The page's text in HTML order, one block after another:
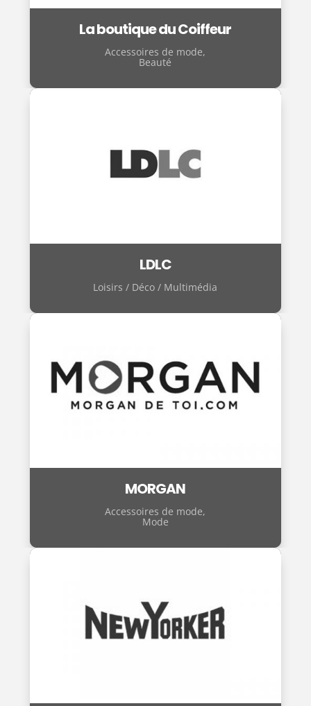
La boutique du Coiffeur
Accessoires de mode,
Beauté
LDLC
Loisirs / Déco / Multimédia
MORGAN
Accessoires de mode,
Mode